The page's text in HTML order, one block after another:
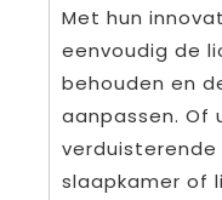
Met hun
eenvoudig de
behouden en
aanpassen. Of
slaapkamer of